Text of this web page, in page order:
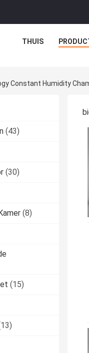
THUIS
Constant Humidity
(43)
(30)
(8)
(15)